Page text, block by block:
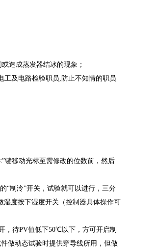
造成蒸发器结冰的现象；
工及电路检验职员,防止不知情的职员
键移动光标至需修改的位数前，然后
制泠”开关，试验就可以进行，三分
湿度按下湿度开关（控制器具体操作可
待PV值低下50℃以下，方可开启制
做动态试验时提供穿导线所用，但做